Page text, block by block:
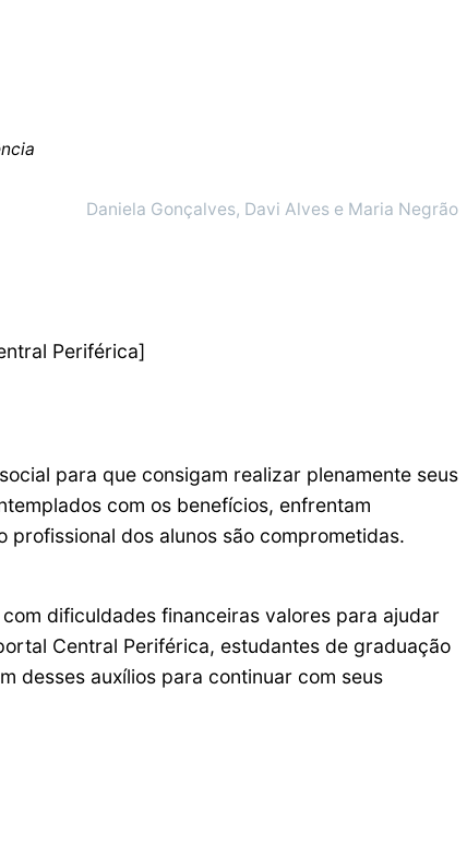
Daniela Gonçalves, Davi Alves e Maria Negrão
Periférica]
para que consigam realizar plenamente seus
com os benefícios, enfrentam
dos alunos são comprometidas.
dificuldades financeiras valores para ajudar
Central Periférica, estudantes de graduação
desses auxílios para continuar com seus